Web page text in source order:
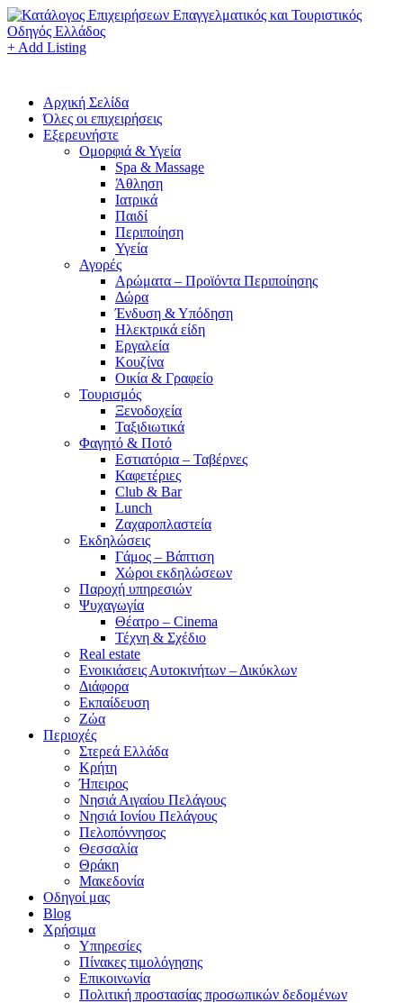
+ Add Listing
Αρχική Σελίδα
Όλες οι επιχειρήσεις
Εξερευνήστε
Ομορφιά & Υγεία
Spa & Massage
Άθληση
Ιατρικά
Παιδί
Περιποίηση
Υγεία
Αγορές
Αρώματα – Προϊόντα Περιποίησης
Δώρα
Ένδυση & Υπόδηση
Ηλεκτρικά είδη
Εργαλεία
Κουζίνα
Οικία & Γραφείο
Τουρισμός
Ξενοδοχεία
Ταξιδιωτικά
Φαγητό & Ποτό
Εστιατόρια – Ταβέρνες
Καφετέριες
Club & Bar
Lunch
Ζαχαροπλαστεία
Εκδηλώσεις
Γάμος – Βάπτιση
Χώροι εκδηλώσεων
Παροχή υπηρεσιών
Ψυχαγωγία
Θέατρο – Cinema
Τέχνη & Σχέδιο
Real estate
Ενοικιάσεις Αυτοκινήτων – Δικύκλων
Διάφορα
Εκπαίδευση
Ζώα
Περιοχές
Στερεά Ελλάδα
Κρήτη
Ήπειρος
Νησιά Αιγαίου Πελάγους
Νησιά Ιονίου Πελάγους
Πελοπόννησος
Θεσσαλία
Θράκη
Μακεδονία
Οδηγοί μας
Blog
Χρήσιμα
Υπηρεσίες
Πίνακες τιμολόγησης
Επικοινωνία
Πολιτική προστασίας προσωπικών δεδομένων